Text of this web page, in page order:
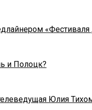
и Полоцк?
Юлия